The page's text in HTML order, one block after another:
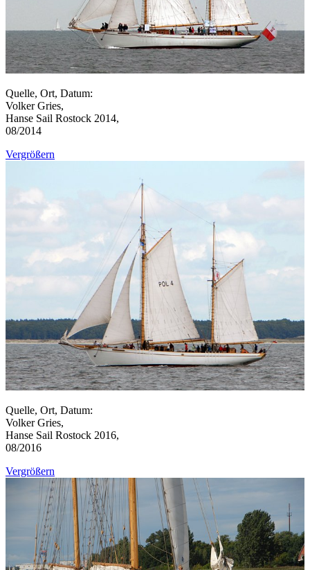
Quelle, Ort, Datum:
Volker Gries,
Hanse Sail Rostock 2014,
08/2014
Vergrößern
Quelle, Ort, Datum:
Volker Gries,
Hanse Sail Rostock 2016,
08/2016
Vergrößern